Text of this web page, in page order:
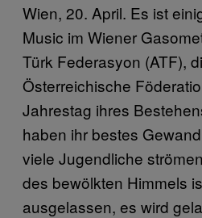
Wien, 20. April. Es ist
Music im Wiener
Türk Federasyon (ATF),
Österreichische
Jahrestag ihres
haben ihr bestes
viele Jugendliche
des bewölkten Himmels
ausgelassen, es wird